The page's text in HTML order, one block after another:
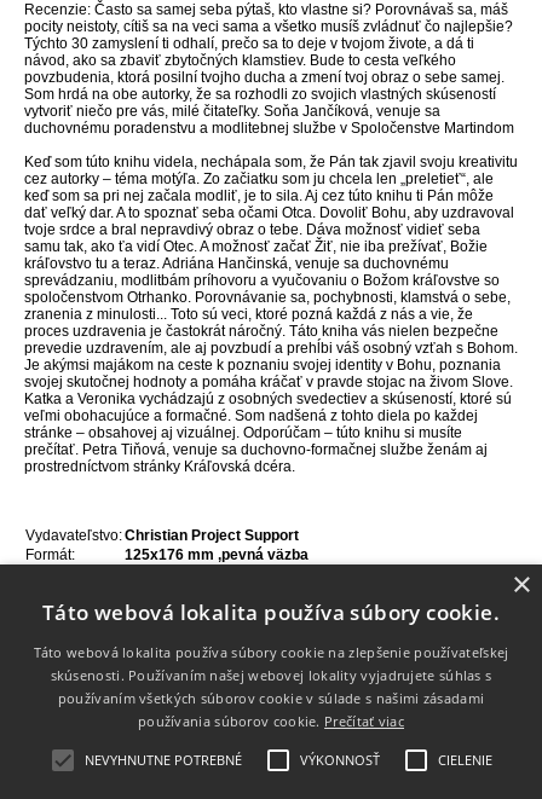
Recenzie: Často sa samej seba pýtaš, kto vlastne si? Porovnávaš sa, máš
pocity neistoty, cítiš sa na veci sama a všetko musíš zvládnuť čo najlepšie?
Týchto 30 zamyslení ti odhalí, prečo sa to deje v tvojom živote, a dá ti
návod, ako sa zbaviť zbytočných klamstiev. Bude to cesta veľkého
povzbudenia, ktorá posilní tvojho ducha a zmení tvoj obraz o sebe samej.
Som hrdá na obe autorky, že sa rozhodli zo svojich vlastných skúseností
vytvoriť niečo pre vás, milé čitateľky. Soňa Jančíková, venuje sa
duchovnému poradenstvu a modlitebnej službe v Spoločenstve Martindom
Keď som túto knihu videla, nechápala som, že Pán tak zjavil svoju kreativitu
cez autorky – téma motýľa. Zo začiatku som ju chcela len „preletieť“, ale
keď som sa pri nej začala modliť, je to sila. Aj cez túto knihu ti Pán môže
dať veľký dar. A to spoznať seba očami Otca. Dovoliť Bohu, aby uzdravoval
tvoje srdce a bral nepravdivý obraz o tebe. Dáva možnosť vidieť seba
samu tak, ako ťa vidí Otec. A možnosť začať Žiť, nie iba prežívať, Božie
kráľovstvo tu a teraz. Adriána Hančinská, venuje sa duchovnému
sprevádzaniu, modlitbám príhovoru a vyučovaniu o Božom kráľovstve so
spoločenstvom Otrhanko. Porovnávanie sa, pochybnosti, klamstvá o sebe,
zranenia z minulosti... Toto sú veci, ktoré pozná každá z nás a vie, že
proces uzdravenia je častokrát náročný. Táto kniha vás nielen bezpečne
prevedie uzdravením, ale aj povzbudí a prehĺbi váš osobný vzťah s Bohom.
Je akýmsi majákom na ceste k poznaniu svojej identity v Bohu, poznania
svojej skutočnej hodnoty a pomáha kráčať v pravde stojac na živom Slove.
Katka a Veronika vychádzajú z osobných svedectiev a skúseností, ktoré sú
veľmi obohacujúce a formačné. Som nadšená z tohto diela po každej
stránke – obsahovej aj vizuálnej. Odporúčam – túto knihu si musíte
prečítať. Petra Tiňová, venuje sa duchovno-formačnej službe ženám aj
prostredníctvom stránky Kráľovská dcéra.
Vydavateľstvo:Christian Project Support
Formát:
125x176 mm ,pevná väzba
Rok vydania:
2026
Info
Dodanie tovaru
×
Táto webová lokalita používa súbory cookie.
Táto webová lokalita používa súbory cookie na zlepšenie používateľskej
skúsenosti. Používaním našej webovej lokality vyjadrujete súhlas s
používaním všetkých súborov cookie v súlade s našimi zásadami
používania súborov cookie. Prečítať viac
NEVYHNUTNE POTREBNÉ VÝKONNOSŤ CIELENIE